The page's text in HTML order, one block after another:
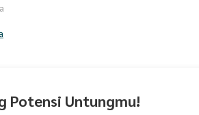
dan stamina pria.
zaman dulu dan banyak penelitian yang
Potensi Untungmu!